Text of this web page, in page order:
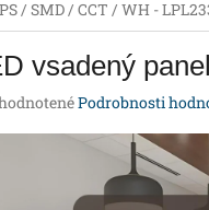
/ SMD / CCT / WH -
vsadený
Podrobnosti